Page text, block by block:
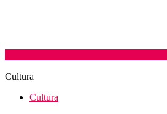
Cultura
Cultura